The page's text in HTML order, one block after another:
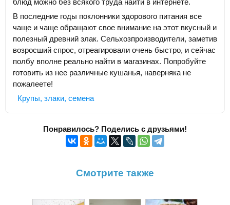
В последние годы поклонники здорового питания все
чаще и чаще обращают свое внимание на этот вкусный и
полезный древний злак. Сельхозпроизводители, заметив
возросший спрос, отреагировали очень быстро, и сейчас
полбу вполне реально найти в магазинах. Попробуйте
готовить из нее различные кушанья, наверняка не
пожалеете!
Крупы, злаки, семена
Понравилось? Поделись с друзьями!
Смотрите также